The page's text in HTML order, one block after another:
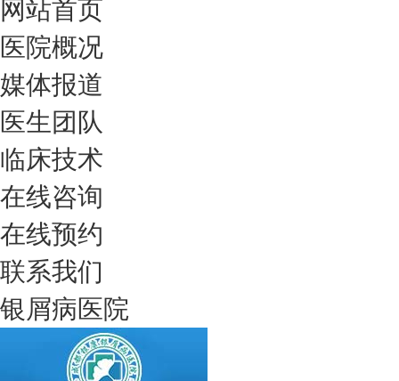
网站首页
医院概况
媒体报道
医生团队
临床技术
在线咨询
在线预约
联系我们
银屑病医院